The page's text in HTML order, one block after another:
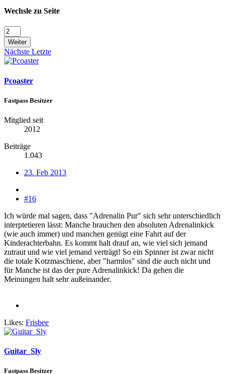
Wechsle zu Seite
Weiter
Nächste Letzte
Pcoaster
Fastpass Besitzer
Mitglied seit
2012
Beiträge
1.043
23. Feb 2013
#16
Ich würde mal sagen, dass "Adrenalin Pur" sich sehr unterschiedlich
interptetieren lässt: Manche brauchen den absoluten Adrenalinkick
(wie auch immer) und manchen genügt eine Fahrt auf der
Kinderachterbahn. Es kommt halt drauf an, wie viel sich jemand
zutraut und wie viel jemand verträgt! So ein Spinner ist zwar nicht
die totale Kotzmaschiene, aber "harmlos" sind die auch nicht und
für Manche ist das der pure Adrenalinkick! Da gehen die
Meinungen halt sehr außeinander.
Likes: Frisbee
Guitar_Sly
Fastpass Besitzer